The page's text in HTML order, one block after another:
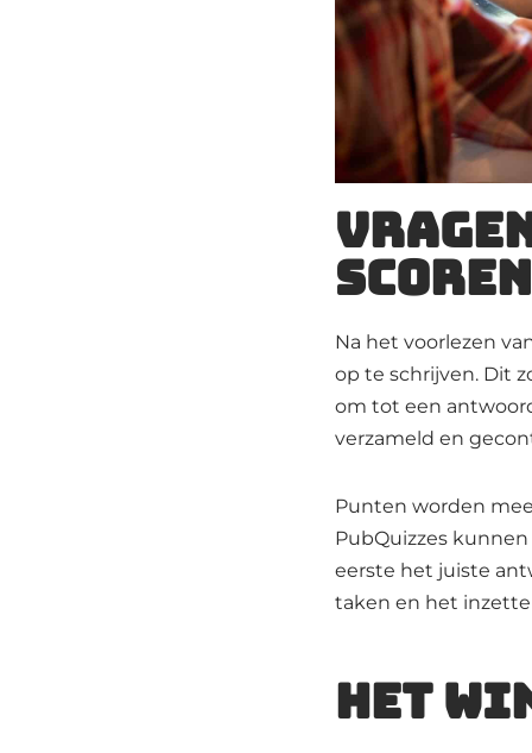
scoren
Na het voorlezen
op te schrijven. Dit
om tot een
verzameld en
Punten worden
PubQuizzes
eerste het juiste
taken en het
Het